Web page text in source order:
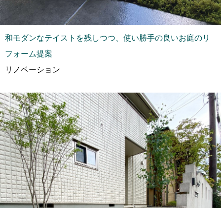
和モダンなテイストを残しつつ、使い勝手の良いお庭のリ
フォーム提案
リノベーション